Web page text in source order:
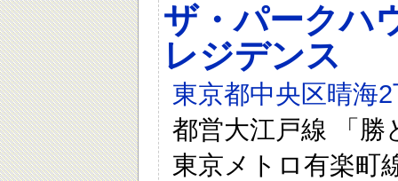
ザ・パークハ
レジデンス
東京都中央区晴海
都営大江戸線 「勝
東京メトロ有楽町